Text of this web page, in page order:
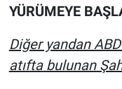
YÜRÜMEYE
Diğer yandan
atıfta bulunan